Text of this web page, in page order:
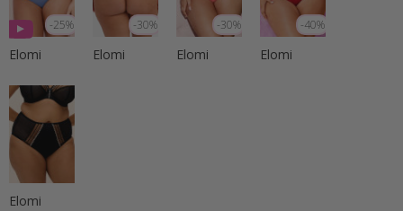
-25%
Elomi
-30%
Elomi
-30%
Elomi
-40%
Elomi
Elomi